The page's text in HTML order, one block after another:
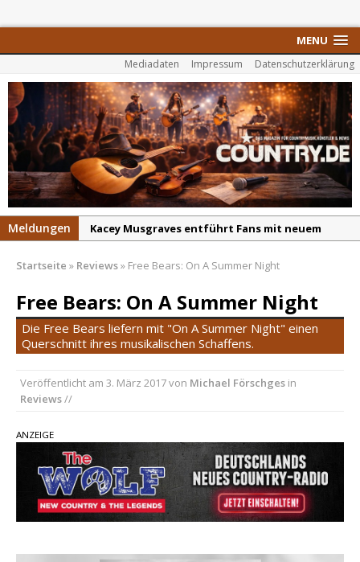
MENU
Mediadaten Impressum Datenschutzerklärung
Meldungen
Kacey Musgraves entführt Fans mit neuem
Carter Faith mit brandneuem Musikvideo zu
„Pearl Handled Pistol“
Son Volt – „Sound Signal Serenades“ erscheint
am 28. August
Parton, Bill Anderson und Shaboozey im Fokus
Ahead“ an
Danke für Euer Vertrauen: Country.de erreicht
täglich rund 10.000 Leser
Startseite » Reviews» Free Bears: On A Summer Night
Free Bears: On A Summer Night
Die Free Bears liefern mit "On A Summer Night" einen
Querschnitt ihres musikalischen Schaffens.
Veröffentlicht am 3. März 2017von Michael Förschges in
Reviews//
ANZEIGE